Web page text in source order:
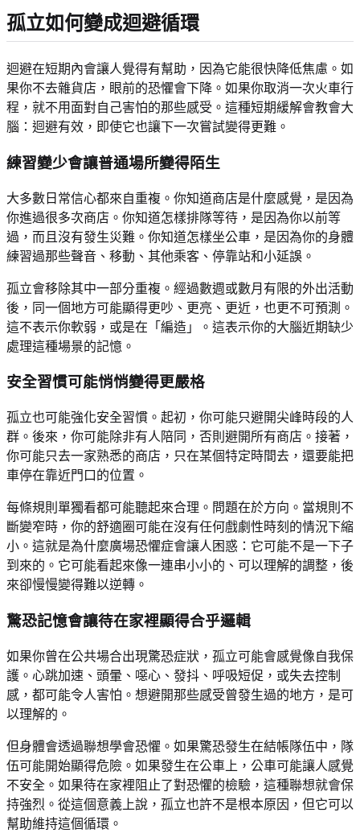
孤立如何變成迴避循環
迴避在短期內會讓人覺得有幫助，因為它能很快降低焦慮。如
果你不去雜貨店，眼前的恐懼會下降。如果你取消一次火車行
程，就不用面對自己害怕的那些感受。這種短期緩解會教會大
腦：迴避有效，即使它也讓下一次嘗試變得更難。
練習變少會讓普通場所變得陌生
大多數日常信心都來自重複。你知道商店是什麼感覺，是因為
你進過很多次商店。你知道怎樣排隊等待，是因為你以前等
過，而且沒有發生災難。你知道怎樣坐公車，是因為你的身體
練習過那些聲音、移動、其他乘客、停靠站和小延誤。
孤立會移除其中一部分重複。經過數週或數月有限的外出活動
後，同一個地方可能顯得更吵、更亮、更近，也更不可預測。
這不表示你軟弱，或是在「編造」。這表示你的大腦近期缺少
處理這種場景的記憶。
安全習慣可能悄悄變得更嚴格
孤立也可能強化安全習慣。起初，你可能只避開尖峰時段的人
群。後來，你可能除非有人陪同，否則避開所有商店。接著，
你可能只去一家熟悉的商店，只在某個特定時間去，還要能把
車停在靠近門口的位置。
每條規則單獨看都可能聽起來合理。問題在於方向。當規則不
斷變窄時，你的舒適圈可能在沒有任何戲劇性時刻的情況下縮
小。這就是為什麼廣場恐懼症會讓人困惑：它可能不是一下子
到來的。它可能看起來像一連串小小的、可以理解的調整，後
來卻慢慢變得難以逆轉。
驚恐記憶會讓待在家裡顯得合乎邏輯
如果你曾在公共場合出現驚恐症狀，孤立可能會感覺像自我保
護。心跳加速、頭暈、噁心、發抖、呼吸短促，或失去控制
感，都可能令人害怕。想避開那些感受曾發生過的地方，是可
以理解的。
但身體會透過聯想學會恐懼。如果驚恐發生在結帳隊伍中，隊
伍可能開始顯得危險。如果發生在公車上，公車可能讓人感覺
不安全。如果待在家裡阻止了對恐懼的檢驗，這種聯想就會保
持強烈。從這個意義上說，孤立也許不是根本原因，但它可以
幫助維持這個循環。